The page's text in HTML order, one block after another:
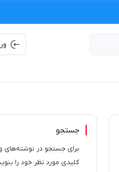
جستجو
برای جستجو در
کلیدی مورد نظر خود را